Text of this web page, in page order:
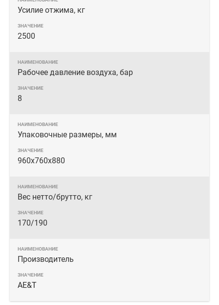
Усилие отжима, кг
2500
Рабочее давление воздуха, бар
8
Упаковочные размеры, мм
960х760х880
Вес нетто/брутто, кг
170/190
Производитель
AE&T